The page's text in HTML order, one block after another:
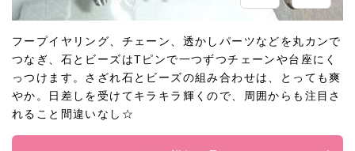
フープイヤリング、チェーン、透かしパーツなどを丸カンで
つなぎ、石とビーズはTピンで一つずつチェーンや台座にく
っつけます。さざれ石とビーズの組み合わせは、とっても爽
やか。日差しを受けてキラキラ輝くので、周囲からも注目さ
れること間違いなし☆